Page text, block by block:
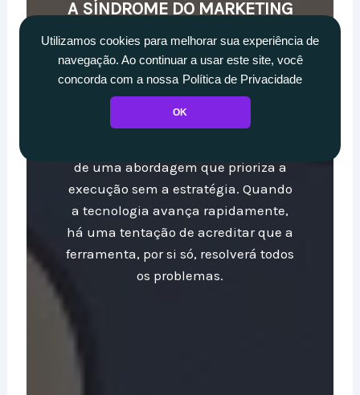
Utilizamos cookies para melhorar sua experiência de
navegação. Ao continuar a usar este site, você
concorda com a nossa Política de Privacidade
OK
A SÍNDROME DO MARKETING
FEITO POR FAZER
A superficialidade no marketing
não é novidade. Campanhas
genéricas, tráfego sem conversão, e
ausência de resultados
de uma abordagem que prioriza a
execução sem a estratégia. Quando
a tecnologia avança rapidamente,
há uma tentação de acreditar que a
ferramenta, por si só, resolverá todos
os problemas.